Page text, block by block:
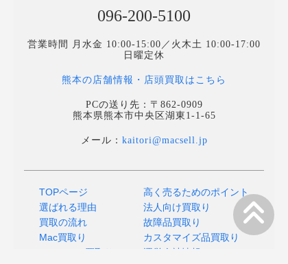
096-200-5100
営業時間 月水金 10:00-15:00／火木土 10:00-17:00
日曜定休
熊本の店舗情報・店頭買取はこちら
PCの送り先：〒862-0909
熊本県熊本市中央区湖東1-1-65
メール： kaitori@macsell.jp
TOPページ
選ばれる理由
買取の流れ
Mac買取り
MacBOOK買取り
高く売るためのポイント
法人向け買取り
故障品買取り
カスタマイズ品買取り
運営会社情報